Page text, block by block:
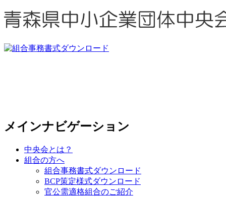
メインナビゲーション
中央会とは？
組合の方へ
組合事務書式ダウンロード
BCP策定様式ダウンロード
官公需適格組合のご紹介